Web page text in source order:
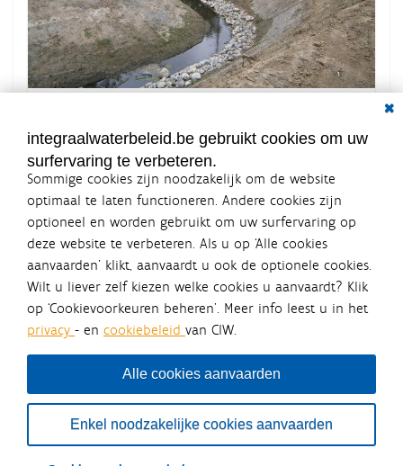
k
v
o
r
d
o
l
e
d
e
integraalwaterbeleid.be gebruikt cookies om uw
surfervaring te verbeteren.
Sommige cookies zijn noodzakelijk om de website
optimaal te laten functioneren. Andere cookies zijn
optioneel en worden gebruikt om uw surfervaring op
deze website te verbeteren. Als u op ‘Alle cookies
aanvaarden’ klikt, aanvaardt u ook de optionele cookies.
Wilt u liever zelf kiezen welke cookies u aanvaardt? Klik
op ‘Cookievoorkeuren beheren’. Meer info leest u in het
privacy - en cookiebeleid van CIW.
Alle cookies aanvaarden
Enkel noodzakelijke cookies aanvaarden
Integraalwaterbeleid.be is een
officiële website van de Vlaamse
overheid
uitgegeven door Coördinatiecommissie Integraal
Waterbeleid
De Coördinatiecommissie Integraal Waterbeleid (CIW) is een
bestuursniveaus die bij het waterbeleid betrokken zijn. Ook
waterbedrijven nemen deel aan het overleg. Deze
samenwerking zorgt voor een gecoördineerde en
geïntegreerde aanpak van het waterbeleid en waterbeheer
in Vlaanderen.